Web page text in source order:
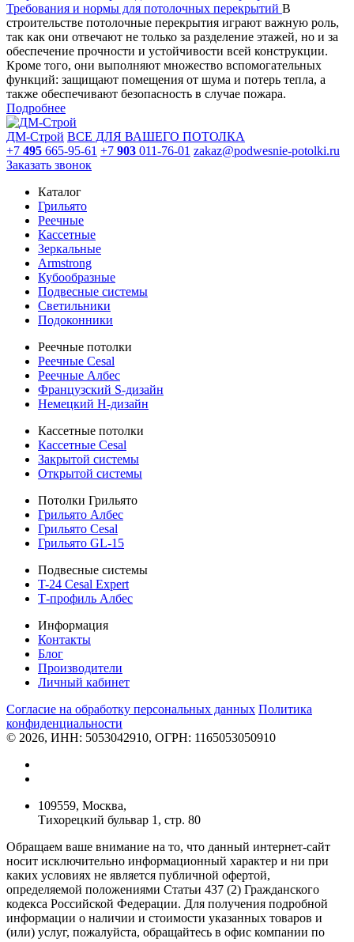
Требования и нормы для потолочных перекрытий В
строительстве потолочные перекрытия играют важную роль,
так как они отвечают не только за разделение этажей, но и за
обеспечение прочности и устойчивости всей конструкции.
Кроме того, они выполняют множество вспомогательных
функций: защищают помещения от шума и потерь тепла, а
также обеспечивают безопасность в случае пожара.
Подробнее
ДМ-Строй ВСЕ ДЛЯ ВАШЕГО ПОТОЛКА
+7 495 665-95-61 +7 903 011-76-01 zakaz@podwesnie-potolki.ru
Заказать звонок
Каталог
Грильято
Реечные
Кассетные
Зеркальные
Armstrong
Кубообразные
Подвесные системы
Светильники
Подоконники
Реечные потолки
Реечные Cesal
Реечные Албес
Французский S-дизайн
Немецкий H-дизайн
Кассетные потолки
Кассетные Cesal
Закрытой системы
Открытой системы
Потолки Грильято
Грильято Албес
Грильято Cesal
Грильято GL-15
Подвесные системы
T-24 Cesal Expert
Т-профиль Албес
Информация
Контакты
Блог
Производители
Личный кабинет
Согласие на обработку персональных данных Политикa
конфиденциальности
© 2026, ИНН: 5053042910, ОГРН: 1165053050910
109559, Москва,
Тихорецкий бульвар 1, стр. 80
Обращаем ваше внимание на то, что данный интернет-сайт
носит исключительно информационный характер и ни при
каких условиях не является публичной офертой,
определяемой положениями Статьи 437 (2) Гражданского
кодекса Российской Федерации. Для получения подробной
информации о наличии и стоимости указанных товаров и
(или) услуг, пожалуйста, обращайтесь в офис компании по